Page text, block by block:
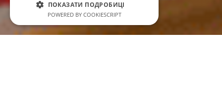
ПОКАЗАТИ ПОДРОБИЦІ
POWERED BY COOKIESCRIPT